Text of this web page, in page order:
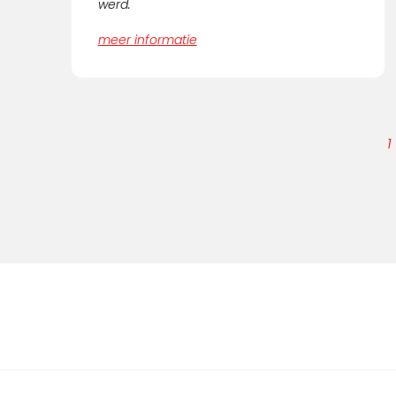
werd.
meer informatie
1